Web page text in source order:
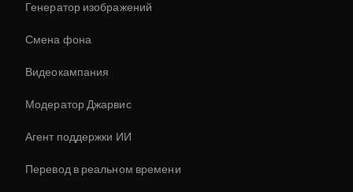
Генератор изображений
Смена фона
Видеокампания
Модератор Джарвис
Агент поддержки ИИ
Перевод в реальном времени